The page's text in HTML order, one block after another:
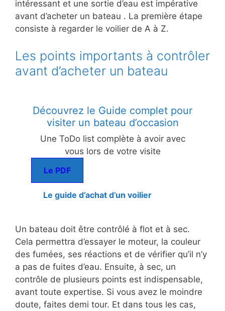
intéressant et une sortie d’eau est impérative
avant d’acheter un bateau . La première étape
consiste à regarder le voilier de A à Z.
Les points importants à contrôler
avant d’acheter un bateau
Découvrez le Guide complet pour
visiter un bateau d’occasion
Une ToDo list complète à avoir avec
vous lors de votre visite
Le PDF
Le guide d’achat d’un voilier
Un bateau doit être contrôlé à flot et à sec.
Cela permettra d’essayer le moteur, la couleur
des fumées, ses réactions et de vérifier qu’il n’y
a pas de fuites d’eau. Ensuite, à sec, un
contrôle de plusieurs points est indispensable,
avant toute expertise. Si vous avez le moindre
doute, faites demi tour. Et dans tous les cas,